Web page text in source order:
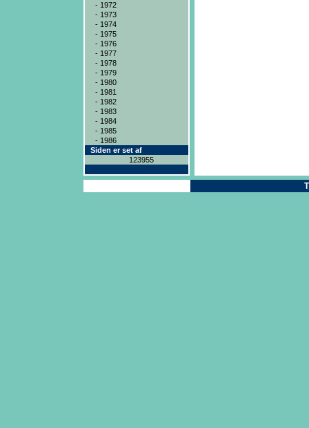
- 1972
- 1973
- 1974
- 1975
- 1976
- 1977
- 1978
- 1979
- 1980
- 1981
- 1982
- 1983
- 1984
- 1985
- 1986
Siden er set af
123955